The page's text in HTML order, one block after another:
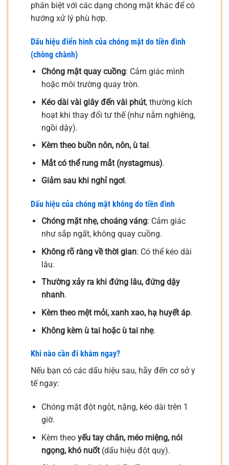
phân biệt với các dạng chóng mặt khác để có
hướng xử lý phù hợp.
Dấu hiệu điển hình của chóng mặt do tiền đình
(chòng chành)
Chóng mặt quay cuồng: Cảm giác mình
hoặc môi trường quay tròn.
Kéo dài vài giây đến vài phút, thường kích
hoạt khi thay đổi tư thế (như nằm nghiêng,
ngồi dậy).
Kèm theo buồn nôn, nôn, ù tai.
Mắt có thể rung mắt (nystagmus).
Giảm sau khi nghỉ ngơi.
Dấu hiệu của chóng mặt không do tiền đình
Chóng mặt nhẹ, choáng váng: Cảm giác
như sắp ngất, không quay cuồng.
Không rõ ràng về thời gian: Có thể kéo dài
lâu.
Thường xảy ra khi đứng lâu, đứng dậy
nhanh.
Kèm theo mệt mỏi, xanh xao, hạ huyết áp.
Không kèm ù tai hoặc ù tai nhẹ.
Khi nào cần đi khám ngay?
Nếu bạn có các dấu hiệu sau, hãy đến cơ sở y
tế ngay:
Chóng mặt đột ngột, nặng, kéo dài trên 1
giờ.
Kèm theo yếu tay chân, méo miệng, nói
ngọng, khó nuốt(dấu hiệu đột quỵ).